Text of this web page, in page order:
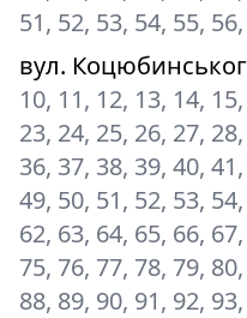
51, 52, 53, 54, 55,
вул.
10, 11, 12, 13, 14,
23, 24, 25, 26, 27,
36, 37, 38, 39, 40,
49, 50, 51, 52, 53,
62, 63, 64, 65, 66,
75, 76, 77, 78, 79,
88, 89, 90, 91, 92,